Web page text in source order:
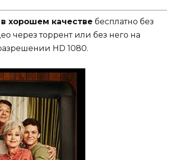
хорошем качестве бесплатно без
через торрент или без него на
HD 1080.